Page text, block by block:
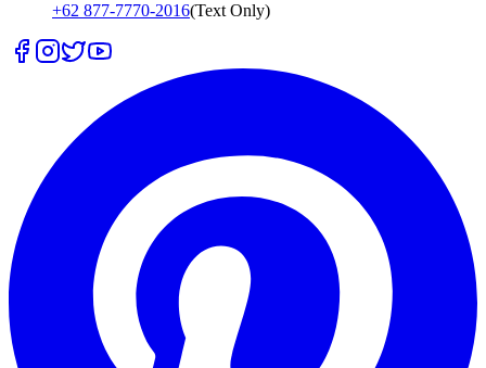
+62 877-7770-2016(Text Only)